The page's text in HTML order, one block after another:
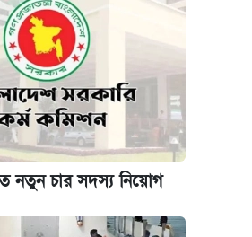
নতুন চার সদস্য নিয়োগ